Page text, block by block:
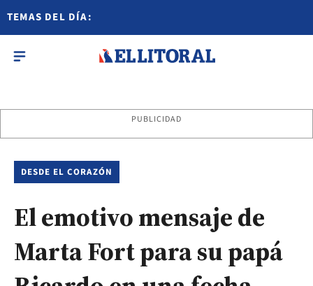
TEMAS DEL DÍA:
PUBLICIDAD
DESDE EL CORAZÓN
El emotivo mensaje de
Marta Fort para su papá